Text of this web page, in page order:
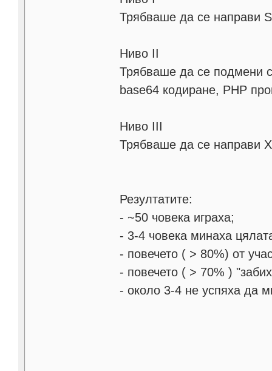
Трябваше да се направи
Ниво II
Трябваше да се подмени
base64 кодиране, PHP
Ниво III
Трябваше да се направи
Резултатите:
- ~50 човека играха;
- 3-4 човека минаха
- повечето ( > 80%) от
- повечето ( > 70% )
- около 3-4 не успяха да